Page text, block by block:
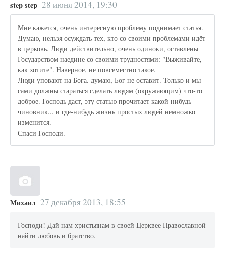
step step 28 июня 2014, 19:30
Мне кажется, очень интересную проблему поднимает статья.
Думаю, нельзя осуждать тех, кто со своими проблемами идёт
в церковь. Люди действительно, очень одиноки, оставлены
Государством наедине со своими трудностями: "Выживайте,
как хотите". Наверное, не повсеместно такое.
Люди уповают на Бога. думаю, Бог не оставит. Только и мы
сами должны стараться сделать людям (окружающим) что-то
доброе. Господь даст, эту статью прочитает какой-нибудь
чиновник... и где-нибудь жизнь простых людей немножко
изменится.
Спаси Господи.
Михаил 27 декабря 2013, 18:55
Господи! Дай нам христьянам в своей Церквее Православной
найти любовь и братство.